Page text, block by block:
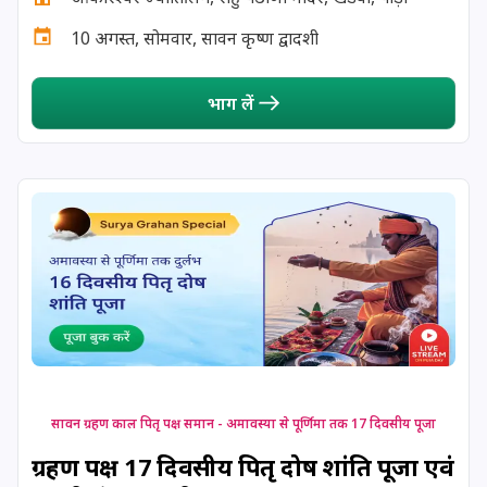
16 August, 2026
17 August, 2026 स्कन्द षष्ठी
17 August, 2026 सिंह संक्रान्ति
17 August, 2026 मलयालम नव वर्ष
18 August, 2026 मंगला गौरी व्रत
10 अगस्त, सोमवार, सावन कृष्ण द्वादशी
भाग लें
सावन ग्रहण काल पितृ पक्ष समान - अमावस्या से पूर्णिमा तक 17 दिवसीय पूजा
ग्रहण पक्ष 17 दिवसीय पितृ दोष शांति पूजा एवं